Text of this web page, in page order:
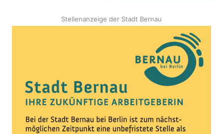
Stellenanzeige der Stadt Bernau